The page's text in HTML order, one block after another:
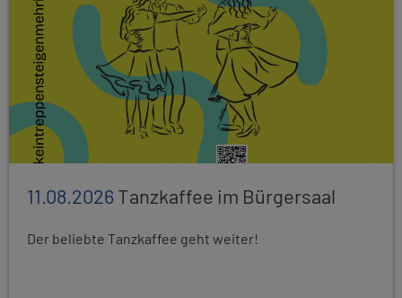
11.08.2026Tanzkaffee im Bürgersaal
Der beliebte Tanzkaffee geht weiter!